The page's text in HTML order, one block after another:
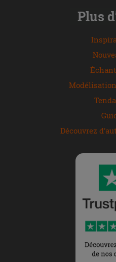
Plus
Découvrez